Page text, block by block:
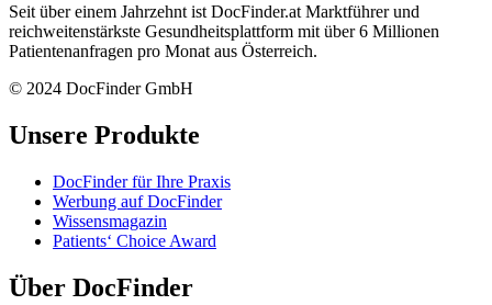
Seit über einem Jahrzehnt ist DocFinder.at Marktführer und
reichweitenstärkste Gesundheitsplattform mit über 6 Millionen
Patientenanfragen pro Monat aus Österreich.
© 2024 DocFinder GmbH
Unsere Produkte
DocFinder für Ihre Praxis
Werbung auf DocFinder
Wissensmagazin
Patients‘ Choice Award
Über DocFinder